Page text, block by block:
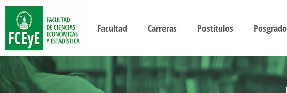
Facultad Carreras Postítulos